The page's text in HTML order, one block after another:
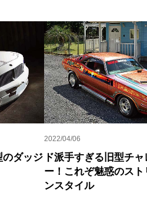
のダッジ
2022/04/06
ド派手すぎる旧型チャ
ー！これぞ魅惑のス
ンスタイル